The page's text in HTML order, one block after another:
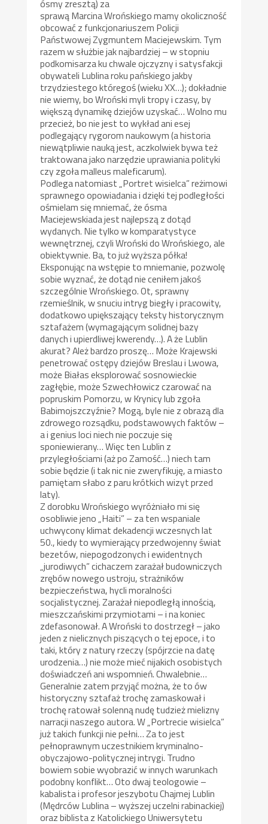
ósmy zresztą) za
sprawą Marcina Wrońskiego mamy okoliczność
obcować z funkcjonariuszem Policji
Państwowej Zygmuntem Maciejewskim. Tym
razem w służbie jak najbardziej – w stopniu
podkomisarza ku chwale ojczyzny i satysfakcji
obywateli Lublina roku pańskiego jakby
trzydziestego któregoś (wieku XX…); dokładnie
nie wiemy, bo Wroński myli tropy i czasy, by
większą dynamikę dziejów uzyskać… Wolno mu
przecież, bo nie jest to wykład ani esej
podlegający rygorom naukowym (a historia
niewątpliwie nauką jest, aczkolwiek bywa też
traktowana jako narzędzie uprawiania polityki
czy zgoła malleus maleficarum).
Podlega natomiast „Portret wisielca” reżimowi
sprawnego opowiadania i dzięki tej podległości
ośmielam się mniemać, że ósma
Maciejewskiada jest najlepszą z dotąd
wydanych. Nie tylko w komparatystyce
wewnętrznej, czyli Wroński do Wrońskiego, ale
obiektywnie. Ba, to już wyższa półka!
Eksponując na wstępie to mniemanie, pozwolę
sobie wyznać, że dotąd nie ceniłem jakoś
szczególnie Wrońskiego. Ot, sprawny
rzemieślnik, w snuciu intryg biegły i pracowity,
dodatkowo upiększający teksty historycznym
sztafażem (wymagającym solidnej bazy
danych i upierdliwej kwerendy…). A że Lublin
akurat? Ależ bardzo proszę… Może Krajewski
penetrować ostępy dziejów Breslau i Lwowa,
może Białas eksplorować sosnowieckie
zagłębie, może Szwechłowicz czarować na
popruskim Pomorzu, w Krynicy lub zgoła
Babimojszczyźnie? Mogą, byle nie z obrazą dla
zdrowego rozsądku, podstawowych faktów –
a i genius loci niech nie poczuje się
sponiewierany… Więc ten Lublin z
przyległościami (aż po Zamość…) niech tam
sobie będzie (i tak nic nie zweryfikuję, a miasto
pamiętam słabo z paru krótkich wizyt przed
laty).
Z dorobku Wrońskiego wyróżniało mi się
osobliwie jeno „Haiti” – za ten wspaniale
uchwycony klimat dekadencji wczesnych lat
50., kiedy to wymierający przedwojenny świat
bezetów, niepogodzonych i ewidentnych
„jurodiwych” cichaczem zarażał budowniczych
zrębów nowego ustroju, strażników
bezpieczeństwa, hycli moralności
socjalistycznej. Zarażał niepodległą innością,
mieszczańskimi przymiotami – i na koniec
zdefasonował. A Wroński to dostrzegł – jako
jeden z nielicznych piszących o tej epoce, i to
taki, który z natury rzeczy (spójrzcie na datę
urodzenia…) nie może mieć nijakich osobistych
doświadczeń ani wspomnień. Chwalebnie…
Generalnie zatem przyjąć można, że to ów
historyczny sztafaż trochę zamaskował i
trochę ratował solenną nudę tudzież mielizny
narracji naszego autora. W „Portrecie wisielca”
już takich funkcji nie pełni… Za to jest
pełnoprawnym uczestnikiem kryminalno-
obyczajowo-politycznej intrygi. Trudno
bowiem sobie wyobrazić w innych warunkach
podobny konflikt… Oto dwaj teologowie –
kabalista i profesor jeszybotu Chajmej Lublin
(Mędrców Lublina – wyższej uczelni rabinackiej)
oraz biblista z Katolickiego Uniwersytetu